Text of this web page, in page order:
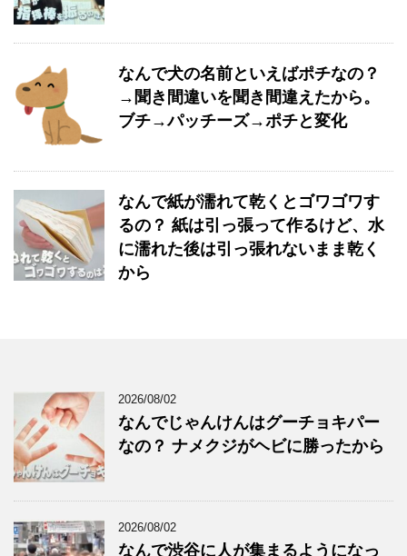
なんで犬の名前といえばポチなの？
→聞き間違いを聞き間違えたから。
ブチ→パッチーズ→ポチと変化
なんで紙が濡れて乾くとゴワゴワす
るの？ 紙は引っ張って作るけど、水
に濡れた後は引っ張れないまま乾く
から
2026/08/02
なんでじゃんけんはグーチョキパー
なの？ ナメクジがヘビに勝ったから
2026/08/02
なんで渋谷に人が集まるようになっ